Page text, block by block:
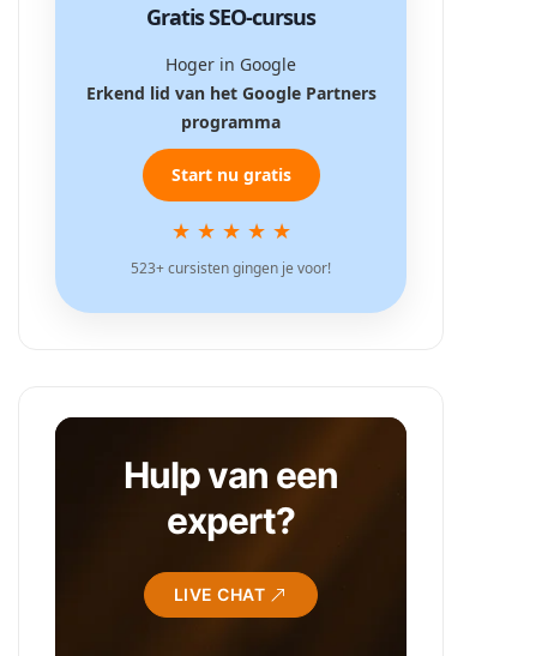
Gratis SEO-cursus
Hoger in Google
Erkend lid van het Google Partners
programma
Start nu gratis
★ ★ ★ ★ ★
523+ cursisten gingen je voor!
Hulp van een
expert?
LIVE CHAT